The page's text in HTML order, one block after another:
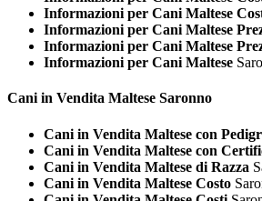
Informazioni per Cani Maltese
Informazioni per Cani Maltese
Informazioni per Cani Maltese
Informazioni per Cani Maltese
Cani in Vendita Maltese Saronno
Cani in Vendita Maltese con
Cani in Vendita Maltese con
Cani in Vendita Maltese di Razza
Cani in Vendita Maltese Costo